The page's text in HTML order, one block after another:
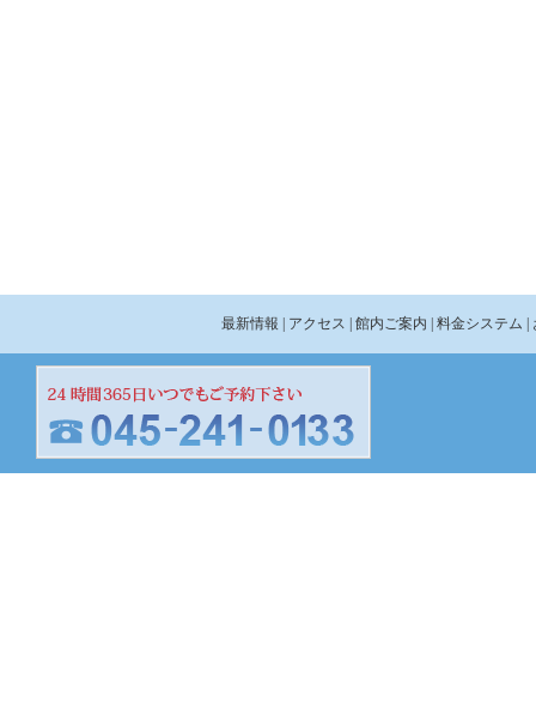
最新情報 | アクセス | 館内ご案内 | 料金システム